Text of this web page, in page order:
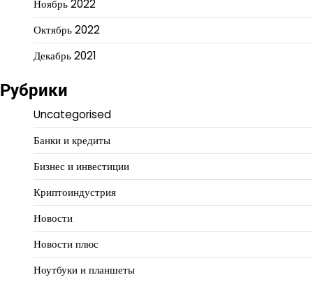
Ноябрь 2022
Октябрь 2022
Декабрь 2021
Рубрики
Uncategorised
Банки и кредиты
Бизнес и инвестиции
Криптоиндустрия
Новости
Новости плюс
Ноутбуки и планшеты